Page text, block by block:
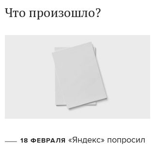
Что произошло?
18 ФЕВРАЛЯ «Яндекс» попросил